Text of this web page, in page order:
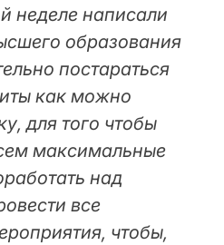
неделе написали
образования
постараться
как можно
для того чтобы
максимальные
над
все
чтобы,